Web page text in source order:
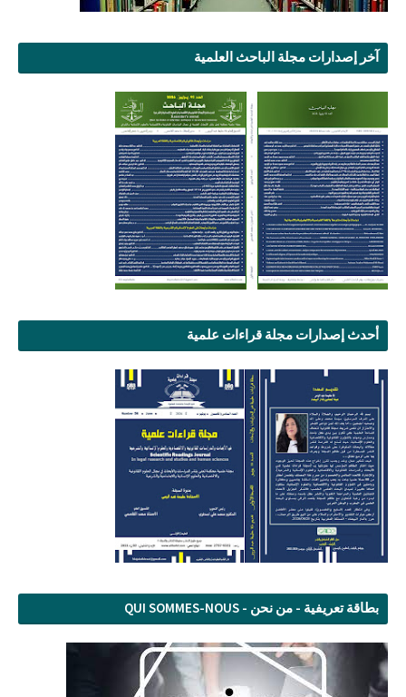
آخر إصدارات مجلة الباحث العلمية
أحدث إصدارات مجلة قراءات علمية
بطاقة تعريفية - من نحن - QUI SOMMES-NOUS